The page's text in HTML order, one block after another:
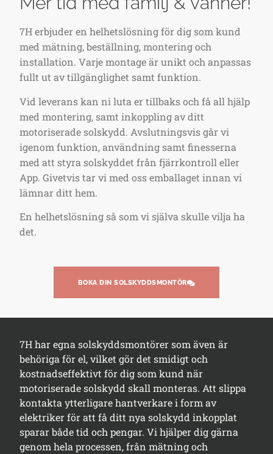
7H erbjuder en helhetslösning för dig som kund
med mätning, beställning, montering och
installation. Varje montage är unikt och anpassas
fullt ut av tillgänglighet samt funktion.
Vid leverans kan ni luta er tillbaks och få all hjälp
med montering, samt inkoppling av ditt
motoriserade solskydd. Avslutningsvis går vi
igenom funktion, användning samt finesserna
med att styra solskyddet från fjärrkontroll eller
App. Givetvis tar vi med oss emballaget innan vi
lämnar ditt hem.
En helhetslösning så som vi själva skulle vilja ha
det.
BOKA DIN SOLSKYDDSMONTÖR
7H har egna solskyddsmontörer som även är
behöriga för el, vilket gör det smidigt och
kostnadseffektivt för dig som kund när
motoriserade solskydd skall monteras. Att slippa
kontakta ytterligare hantverkare i form av
elektriker för att få ditt nya solskydd inkopplat
sparar både tid och pengar. Vi hjälper dig gärna
genom hela processen, från mätning och